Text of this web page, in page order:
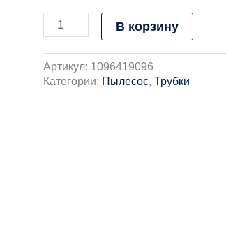
В корзину
Артикул: 1096419096
Категории: Пылесос, Трубки